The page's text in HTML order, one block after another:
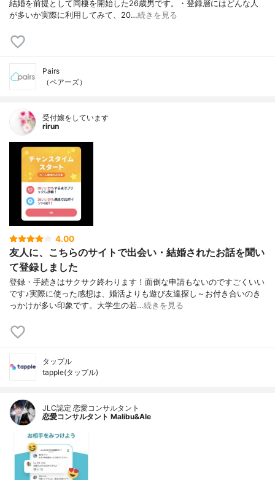
結婚を前提として同棲を開始した26歳男です。・登録層にはどんな人
が多いか実際に利用してみて、20…続きを見る
Pairs
（ペアーズ）
受付嬢をしています
rirun
4.00
友人に、こちらのサイトで出会い・結婚されたお話を聞い
て登録しました
登録・手続きはサクサク終わります！面倒な申請もないのですごくいい
です♪実際に使った感想は、婚活よりも遊び友達探し～お付き合いのき
っかけが多い印象です。大学生の若…続きを見る
タップル
tapple(タップル)
JLC認定 恋愛コンサルタント
恋愛コンサルタント Malibu&Ale